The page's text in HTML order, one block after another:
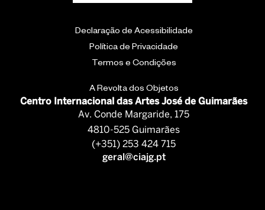
Declaração de Acessibilidade
Política de Privacidade
Termos e Condições
A Revolta dos Objetos
Centro Internacional das Artes José de Guimarães
Av. Conde Margaride, 175
4810-525 Guimarães
(+351) 253 424 715
geral@ciajg.pt